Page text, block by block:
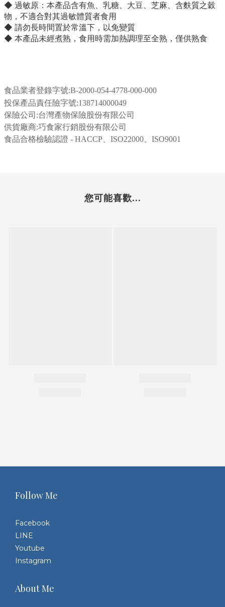
◆ 過敏原：本產品含有魚、乳糖、大豆、芝麻、含麩質之穀
物，不適合對其過敏體質者食用
◆ 請勿長時間置於常溫下，以免變質
◆ 本產品未經煮熟，食用時需加熱調理至全熟，僅供熟食
食品業者登錄字號:B-2000-054-4778-000-000
投保產品責任險字號:138714000049
保險公司:台灣產物保險股份有限公司
供貨廠商:巧食家行銷股份有限公司
食品合格檢驗認證 - HACCP、ISO22000、ISO9001
您可能喜歡...
Follow Me
Facebook
LINE
Youtube
Instagram
About Me